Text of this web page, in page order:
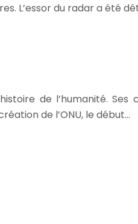
L’essor du radar a été
de l’humanité. Ses
de l’ONU, le début…